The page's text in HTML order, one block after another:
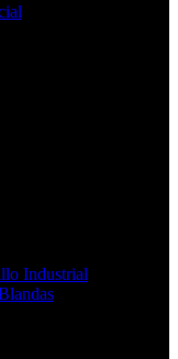
Industrial